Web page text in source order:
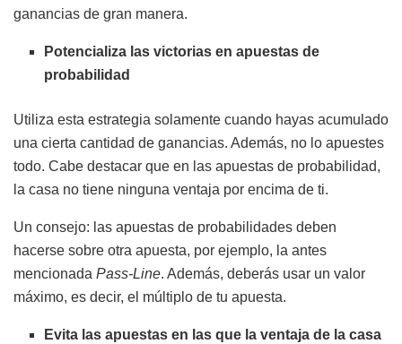
ganancias de gran manera.
Potencializa las victorias en apuestas de
probabilidad
Utiliza esta estrategia solamente cuando hayas acumulado
una cierta cantidad de ganancias. Además, no lo apuestes
todo. Cabe destacar que en las apuestas de probabilidad,
la casa no tiene ninguna ventaja por encima de ti.
Un consejo: las apuestas de probabilidades deben
hacerse sobre otra apuesta, por ejemplo, la antes
mencionada Pass-Line. Además, deberás usar un valor
máximo, es decir, el múltiplo de tu apuesta.
Evita las apuestas en las que la ventaja de la casa